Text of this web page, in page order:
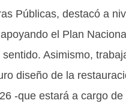
Públicas, destacó a
el Plan
Asimismo,
diseño de la
-que estará a cargo